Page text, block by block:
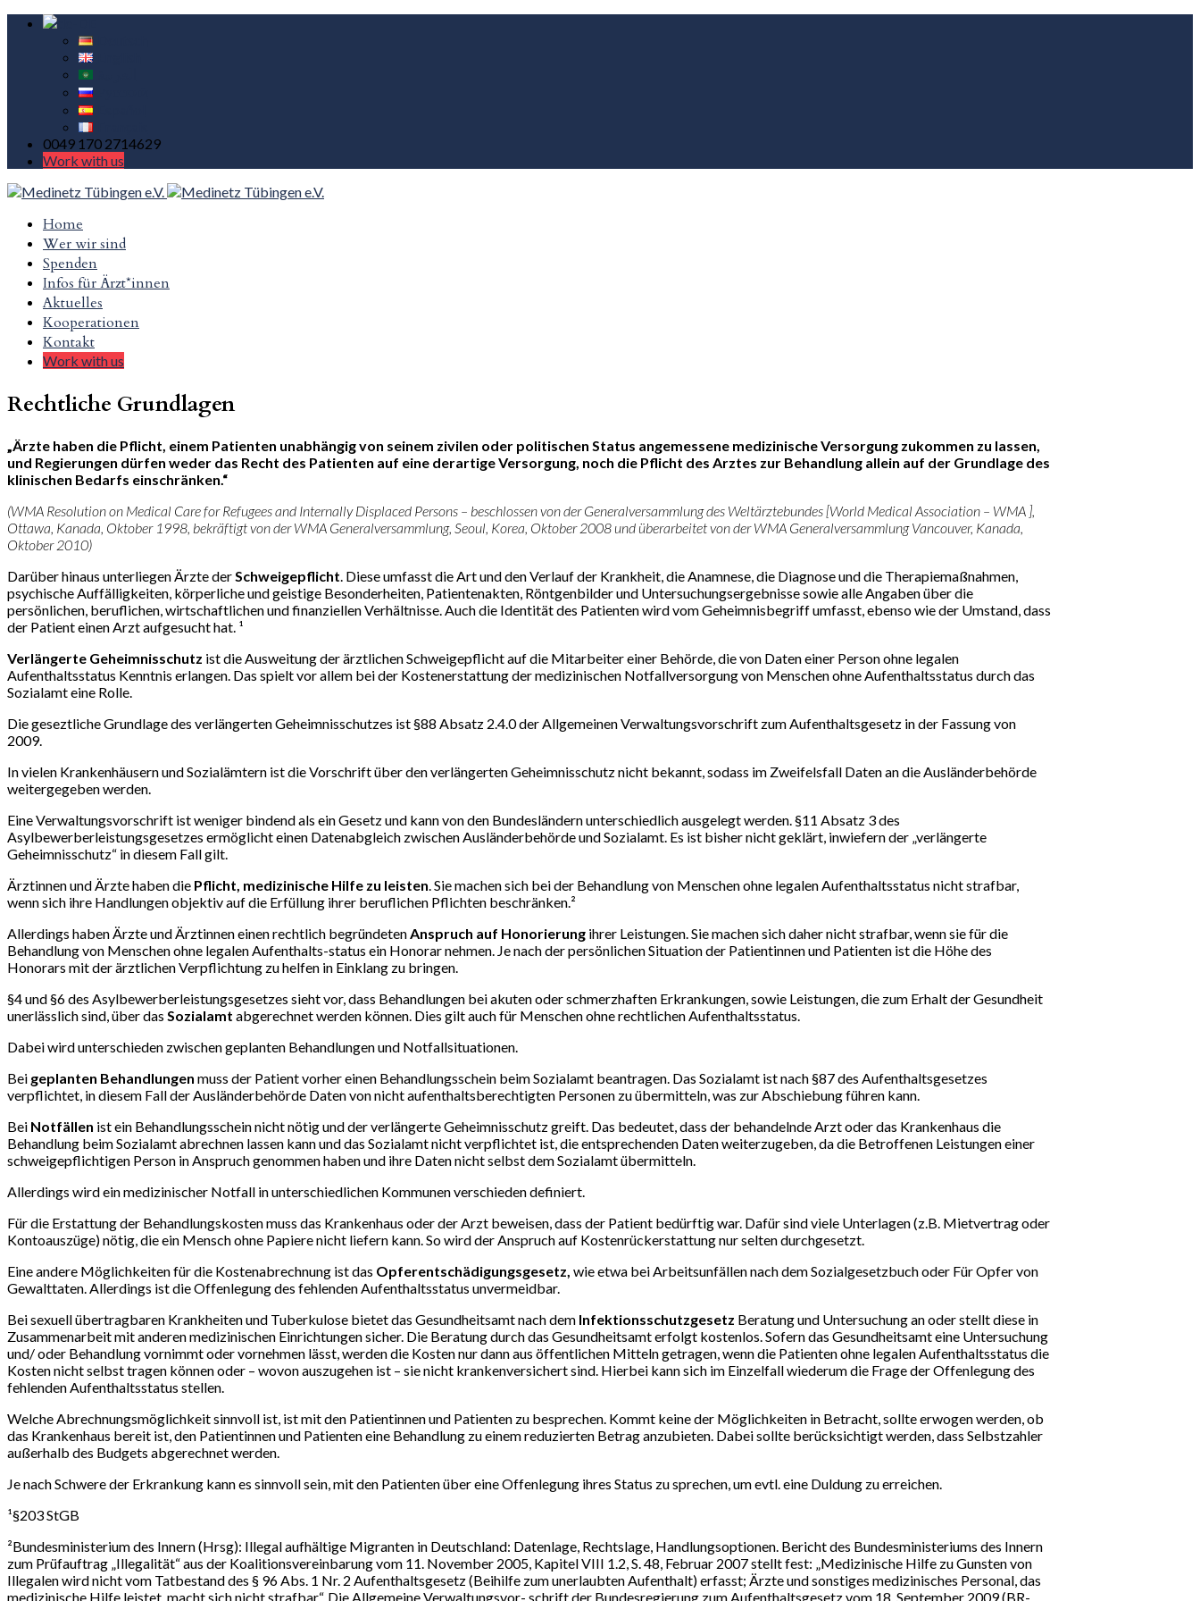
0049 170 2714629
Work with us
Home
Wer wir sind
Spenden
Infos für Ärzt*innen
Aktuelles
Kooperationen
Kontakt
Work with us
Rechtliche Grundlagen
„Ärzte haben die Pflicht, einem Patienten unabhängig von seinem zivilen oder politischen Status angemessene medizinische Versorgung zukommen zu lassen,
und Regierungen dürfen weder das Recht des Patienten auf eine derartige Versorgung, noch die Pflicht des Arztes zur Behandlung allein auf der Grundlage des
klinischen Bedarfs einschränken.“
(WMA Resolution on Medical Care for Refugees and Internally Displaced Persons – beschlossen von der Generalversammlung des Weltärztebundes [World Medical Association – WMA ],
Ottawa, Kanada, Oktober 1998, bekräftigt von der WMA Generalversammlung, Seoul, Korea, Oktober 2008 und überarbeitet von der WMA Generalversammlung Vancouver, Kanada,
Oktober 2010)
Darüber hinaus unterliegen Ärzte derSchweigepflicht. Diese umfasst die Art und den Verlauf der Krankheit, die Anamnese, die Diagnose und die Therapiemaßnahmen,
psychische Auffälligkeiten, körperliche und geistige Besonderheiten, Patientenakten, Röntgenbilder und Untersuchungsergebnisse sowie alle Angaben über die
persönlichen, beruflichen, wirtschaftlichen und finanziellen Verhältnisse. Auch die Identität des Patienten wird vom Geheimnisbegriff umfasst, ebenso wie der Umstand, dass
der Patient einen Arzt aufgesucht hat. ¹
Verlängerte Geheimnisschutz ist die Ausweitung der ärztlichen Schweigepflicht auf die Mitarbeiter einer Behörde, die von Daten einer Person ohne legalen
Aufenthaltsstatus Kenntnis erlangen. Das spielt vor allem bei der Kostenerstattung der medizinischen Notfallversorgung von Menschen ohne Aufenthaltsstatus durch das
Sozialamt eine Rolle.
Die geseztliche Grundlage des verlängerten Geheimnisschutzes ist §88 Absatz 2.4.0 der Allgemeinen Verwaltungsvorschrift zum Aufenthaltsgesetz in der Fassung von
2009.
In vielen Krankenhäusern und Sozialämtern ist die Vorschrift über den verlängerten Geheimnisschutz nicht bekannt, sodass im Zweifelsfall Daten an die Ausländerbehörde
weitergegeben werden.
Eine Verwaltungsvorschrift ist weniger bindend als ein Gesetz und kann von den Bundesländern unterschiedlich ausgelegt werden. §11 Absatz 3 des
Asylbewerberleistungsgesetzes ermöglicht einen Datenabgleich zwischen Ausländerbehörde und Sozialamt. Es ist bisher nicht geklärt, inwiefern der „verlängerte
Geheimnisschutz“ in diesem Fall gilt.
Ärztinnen und Ärzte haben die Pflicht, medizinische Hilfe zu leisten. Sie machen sich bei der Behandlung von Menschen ohne legalen Aufenthaltsstatus nicht strafbar,
wenn sich ihre Handlungen objektiv auf die Erfüllung ihrer beruflichen Pflichten beschränken.²
Allerdings haben Ärzte und Ärztinnen einen rechtlich begründetenAnspruch auf Honorierung ihrer Leistungen. Sie machen sich daher nicht strafbar, wenn sie für die
Behandlung von Menschen ohne legalen Aufenthalts-status ein Honorar nehmen. Je nach der persönlichen Situation der Patientinnen und Patienten ist die Höhe des
Honorars mit der ärztlichen Verpflichtung zu helfen in Einklang zu bringen.
§4 und §6 des Asylbewerberleistungsgesetzes sieht vor, dass Behandlungen bei akuten oder schmerzhaften Erkrankungen, sowie Leistungen, die zum Erhalt der Gesundheit
unerlässlich sind, über das Sozialamt abgerechnet werden können. Dies gilt auch für Menschen ohne rechtlichen Aufenthaltsstatus.
Dabei wird unterschieden zwischen geplanten Behandlungen und Notfallsituationen.
Bei geplanten Behandlungen muss der Patient vorher einen Behandlungsschein beim Sozialamt beantragen. Das Sozialamt ist nach §87 des Aufenthaltsgesetzes
verpflichtet, in diesem Fall der Ausländerbehörde Daten von nicht aufenthaltsberechtigten Personen zu übermitteln, was zur Abschiebung führen kann.
Bei Notfällen ist ein Behandlungsschein nicht nötig und der verlängerte Geheimnisschutz greift. Das bedeutet, dass der behandelnde Arzt oder das Krankenhaus die
Behandlung beim Sozialamt abrechnen lassen kann und das Sozialamt nicht verpflichtet ist, die entsprechenden Daten weiterzugeben, da die Betroffenen Leistungen einer
schweigepflichtigen Person in Anspruch genommen haben und ihre Daten nicht selbst dem Sozialamt übermitteln.
Allerdings wird ein medizinischer Notfall in unterschiedlichen Kommunen verschieden definiert.
Für die Erstattung der Behandlungskosten muss das Krankenhaus oder der Arzt beweisen, dass der Patient bedürftig war. Dafür sind viele Unterlagen (z.B. Mietvertrag oder
Kontoauszüge) nötig, die ein Mensch ohne Papiere nicht liefern kann. So wird der Anspruch auf Kostenrückerstattung nur selten durchgesetzt.
Eine andere Möglichkeiten für die Kostenabrechnung ist das Opferentschädigungsgesetz, wie etwa bei Arbeitsunfällen nach dem Sozialgesetzbuch oder Für Opfer von
Gewalttaten. Allerdings ist die Offenlegung des fehlenden Aufenthaltsstatus unvermeidbar.
Bei sexuell übertragbaren Krankheiten und Tuberkulose bietet das Gesundheitsamt nach dem Infektionsschutzgesetz Beratung und Untersuchung an oder stellt diese in
Zusammenarbeit mit anderen medizinischen Einrichtungen sicher. Die Beratung durch das Gesundheitsamt erfolgt kostenlos. Sofern das Gesundheitsamt eine Untersuchung
und/ oder Behandlung vornimmt oder vornehmen lässt, werden die Kosten nur dann aus öffentlichen Mitteln getragen, wenn die Patienten ohne legalen Aufenthaltsstatus die
Kosten nicht selbst tragen können oder – wovon auszugehen ist – sie nicht krankenversichert sind. Hierbei kann sich im Einzelfall wiederum die Frage der Offenlegung des
fehlenden Aufenthaltsstatus stellen.
Welche Abrechnungsmöglichkeit sinnvoll ist, ist mit den Patientinnen und Patienten zu besprechen. Kommt keine der Möglichkeiten in Betracht, sollte erwogen werden, ob
das Krankenhaus bereit ist, den Patientinnen und Patienten eine Behandlung zu einem reduzierten Betrag anzubieten. Dabei sollte berücksichtigt werden, dass Selbstzahler
außerhalb des Budgets abgerechnet werden.
Je nach Schwere der Erkrankung kann es sinnvoll sein, mit den Patienten über eine Offenlegung ihres Status zu sprechen, um evtl. eine Duldung zu erreichen.
¹§203 StGB
²Bundesministerium des Innern (Hrsg): Illegal aufhältige Migranten in Deutschland: Datenlage, Rechtslage, Handlungsoptionen. Bericht des Bundesministeriums des Innern
zum Prüfauftrag „Illegalität“ aus der Koalitionsvereinbarung vom 11. November 2005, Kapitel VIII 1.2, S. 48, Februar 2007 stellt fest: „Medizinische Hilfe zu Gunsten von
Illegalen wird nicht vom Tatbestand des § 96 Abs. 1 Nr. 2 Aufenthaltsgesetz (Beihilfe zum unerlaubten Aufenthalt) erfasst; Ärzte und sonstiges medizinisches Personal, das
medizinische Hilfe leistet, macht sich nicht strafbar“. Die Allgemeine Verwaltungsvor- schrift der Bundesregierung zum Aufenthaltsgesetz vom 18. September 2009 (BR-